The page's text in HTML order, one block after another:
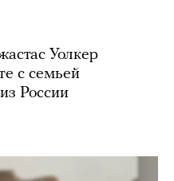
Уолкер
с семьей
России